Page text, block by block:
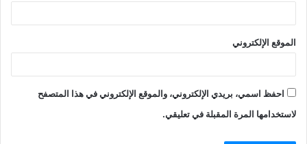
الموقع الإلكتروني
احفظ اسمي، بريدي الإلكتروني، والموقع الإلكتروني في هذا المتصفح
لاستخدامها المرة المقبلة في تعليقي.